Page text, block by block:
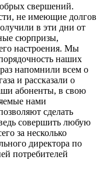
свершений.
не имеющие долгов
в эти дни от
сюрпризы,
настроения. Мы
наших
напомнили всем о
и рассказали о
абоненты, в свою
нами
сделать
совершить любую
за несколько
директора по
потребителей